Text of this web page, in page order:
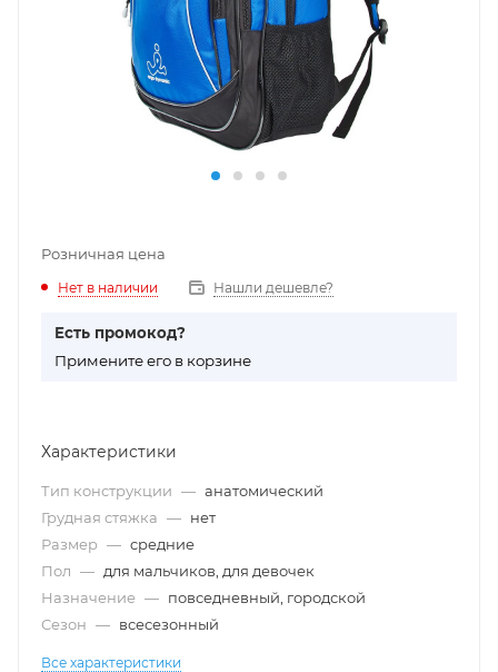
Розничная цена
Нет в наличии Нашли дешевле?
Есть промокод?
Примените его в корзине
Характеристики
Тип конструкции — анатомический
Грудная стяжка — нет
Размер — cредние
Пол — для мальчиков, для девочек
Назначение — повседневный, городской
Сезон — всесезонный
Все характеристики